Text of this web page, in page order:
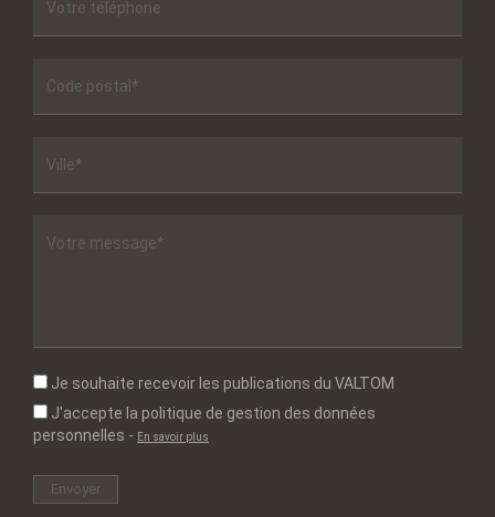
Je souhaite recevoir les publications du VALTOM
J'accepte la politique de gestion des données
personnelles - En savoir plus